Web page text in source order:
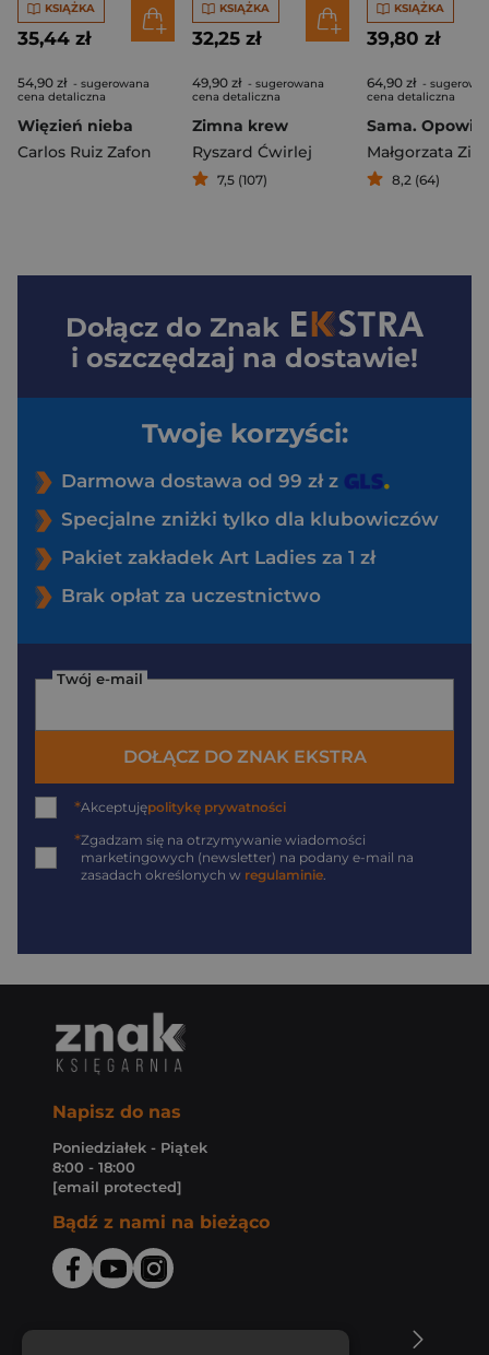
KSIĄŻKA
35,44 zł
54,90 zł - sugerowana
cena detaliczna
Więzień nieba
Carlos Ruiz Zafon
KSIĄŻKA
32,25 zł
49,90 zł - sugerowana
cena detaliczna
Zimna krew
Ryszard Ćwirlej
7,5 (107)
KSIĄŻKA
39,80 zł
64,90 zł -
cena detaliczna
8,2 (64)
Dołącz do Znak
i oszczędzaj na dostawie!
Twoje korzyści:
Darmowa dostawa od 99 zł z
Specjalne zniżki tylko dla klubowiczów
Pakiet zakładek Art Ladies za 1 zł
Brak opłat za uczestnictwo
Twój e-mail
DOŁĄCZ DO ZNAK EKSTRA
*Akceptujępolitykę prywatności
*Zgadzam się na otrzymywanie wiadomości
marketingowych (newsletter) na podany e-mail na
zasadach określonych w regulaminie
Napisz do nas
Poniedziałek - Piątek
8:00 - 18:00
[email protected]
Bądź z nami na bieżąco